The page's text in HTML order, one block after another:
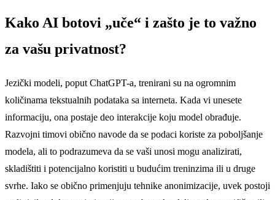
Kako AI botovi „uče“ i zašto je to važno
za vašu privatnost?
Jezički modeli, poput ChatGPT-a, trenirani su na ogromnim
količinama tekstualnih podataka sa interneta. Kada vi unesete
informaciju, ona postaje deo interakcije koju model obrađuje.
Razvojni timovi obično navode da se podaci koriste za poboljšanje
modela, ali to podrazumeva da se vaši unosi mogu analizirati,
skladištiti i potencijalno koristiti u budućim treninzima ili u druge
svrhe. Iako se obično primenjuju tehnike anonimizacije, uvek postoji